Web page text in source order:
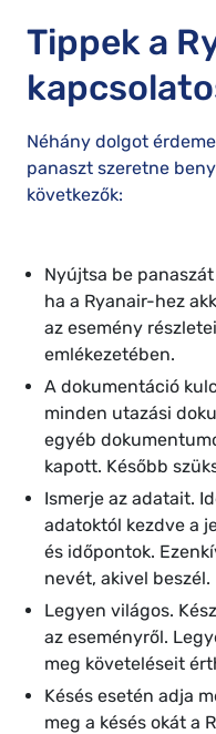
Tippek a
Néhány dolgot
panaszt szeretne
következők:
Nyújtsa be
ha a Ryanair-hez
az esemény
emlékezetében.
A dokumentáció
minden utazási
egyéb
kapott. Később
Ismerje az adatait.
adatoktól kezdve a
és időpontok.
nevét, akivel beszél.
Legyen világos.
az eseményről.
meg követeléseit
Késés esetén adja
meg a késés okát a